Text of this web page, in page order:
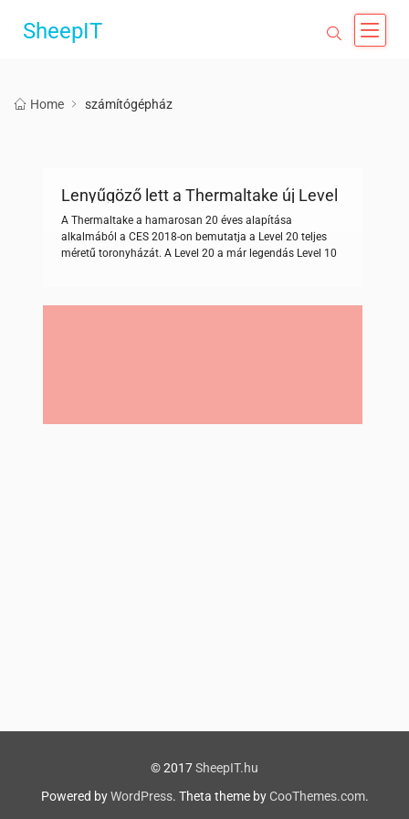
SheepIT
Home számítógépház
Lenyűgöző lett a Thermaltake új Level
20
A Thermaltake a hamarosan 20 éves alapítása
alkalmából a CES 2018-on bemutatja a Level 20 teljes
méretű toronyházát. A Level 20 a már legendás Level 10
a Thermaltake számos áttörést ért el a tervezés és a
© 2017SheepIT.hu
Powered byWordPress. Theta theme by CooThemes.com.